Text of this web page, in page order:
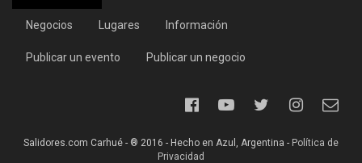
Negocios Lugares Información
Publicar un evento Publicar un negocio
Salidores.com Carhué - ® 2016 - Hecho en Azul, Argentina - Política de
Privacidad